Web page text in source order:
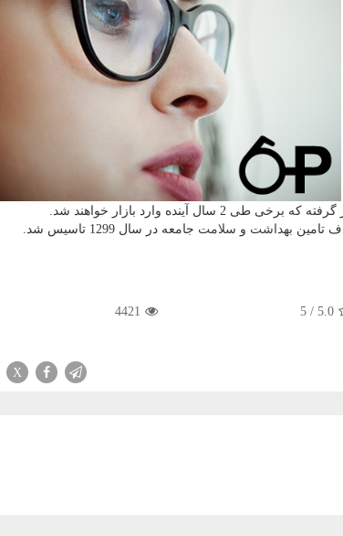
آینده وارد بازار خواهند شد.
تامین بهداشت و سلامت جامعه در سال 1299 تاسیس شد.
5.0
/
5
4421
X